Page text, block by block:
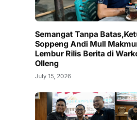
Semangat Tanpa
Soppeng Andi Mull
Lembur Rilis Berita di
Olleng
July 15, 2026